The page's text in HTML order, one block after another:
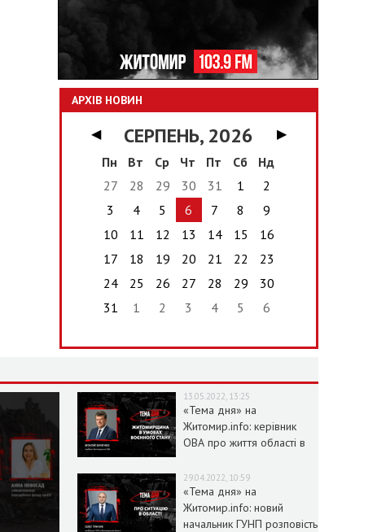
АРХІВ НОВИН
◀ СЕРПЕНЬ, 2026
▶
Пн
Вт Ср Чт Пт Сб
Нд
27
28 29 30 31 1
2
3
4 5 6 7 8
9
10
11 12 13 14 15
16
17
18 19 20 21 22
23
24
25 26 27 28 29
30
31
1 2 3 4 5 6
13.05.2022, 13:25
«Тема дня» на
Житомир.info: керівник
ОВА про життя області в
29.04.2022, 10:59
«Тема дня» на
Житомир.info: новий
начальник ГУНП розповість